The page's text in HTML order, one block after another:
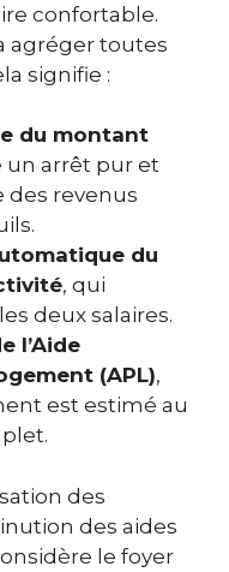
confortable.
agréger toutes
signifie :
du montant
un arrêt pur et
des revenus
du
, qui
deux salaires.
l’Aide
(APL),
est estimé au
des
des aides
le foyer